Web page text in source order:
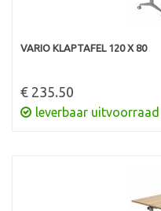
VARIO KLAPTAFEL 120 X 80
€ 235.50
leverbaar uitvoorraad